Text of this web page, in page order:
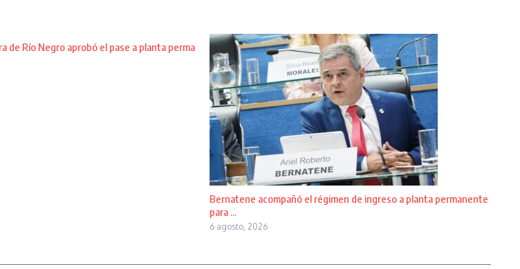
de Río Negro aprobó el pase a planta perma
Bernatene acompañó el régimen de ingreso a planta permanente
para ...
6 agosto, 2026